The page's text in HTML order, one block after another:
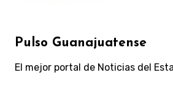
Pulso Guanajuatense
El mejor portal de Noticias del